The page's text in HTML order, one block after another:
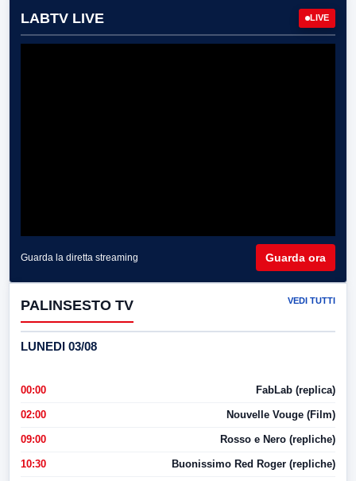
LABTV LIVE LIVE
Guarda la diretta streaming Guarda ora
PALINSESTO TV VEDI TUTTI
LUNEDI 03/08
00:00 FabLab (replica)
02:00 Nouvelle Vouge (Film)
09:00 Rosso e Nero (repliche)
10:30 Buonissimo Red Roger (repliche)